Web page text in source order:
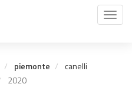
Toggle
piemonte
canelli
2020